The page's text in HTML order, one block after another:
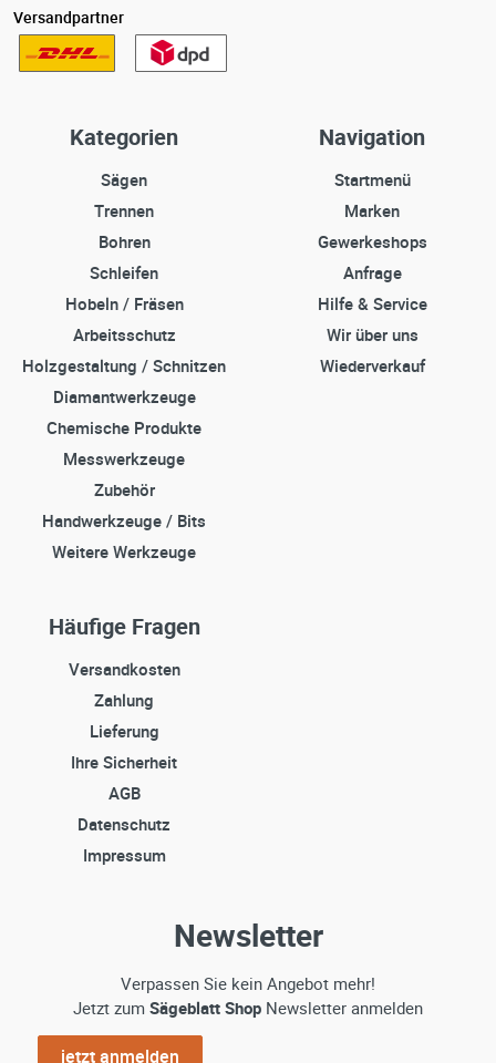
Versandpartner
Kategorien
Sägen
Trennen
Bohren
Schleifen
Hobeln / Fräsen
Arbeitsschutz
Holzgestaltung / Schnitzen
Diamantwerkzeuge
Chemische Produkte
Messwerkzeuge
Zubehör
Handwerkzeuge / Bits
Weitere Werkzeuge
Navigation
Startmenü
Marken
Gewerkeshops
Anfrage
Hilfe & Service
Wir über uns
Wiederverkauf
Häufige Fragen
Versandkosten
Zahlung
Lieferung
Ihre Sicherheit
AGB
Datenschutz
Impressum
Newsletter
Verpassen Sie kein Angebot mehr!
Jetzt zum Sägeblatt Shop Newsletter anmelden
jetzt anmelden